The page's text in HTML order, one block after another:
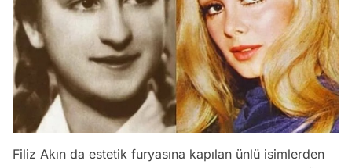
Filiz Akın da estetik furyasına kapılan ünlü isimlerden